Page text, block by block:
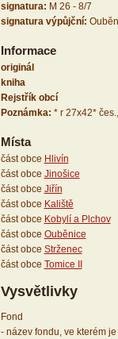
signatura: M 26 - 8/7
signatura výpůjční:
Informace
originál
kniha
Rejstřík obcí
Poznámka: * r 27x42*
Místa
část obce Hlivín
část obce Jinošice
část obce Jiřín
část obce Kaliště
část obce Kobylí a Plchov
část obce Ouběnice
část obce Strženec
část obce Tomice II
Vysvětlivky
Fond
- název fondu, ve kterém